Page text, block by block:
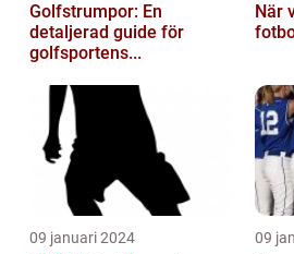
Golfstrumpor: En
detaljerad guide för
golfsportens...
När
09 januari 2024 09